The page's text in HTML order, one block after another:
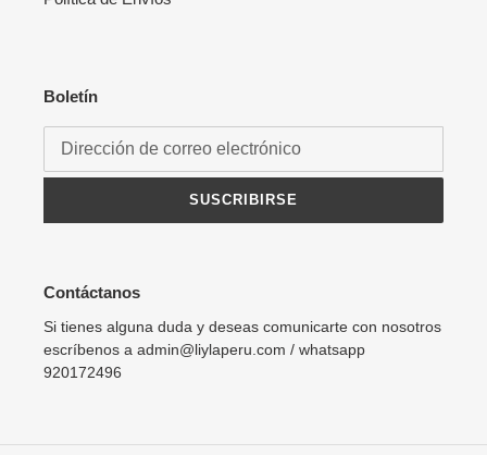
Boletín
SUSCRIBIRSE
Contáctanos
Si tienes alguna duda y deseas comunicarte con nosotros
escríbenos a admin@liylaperu.com / whatsapp
920172496